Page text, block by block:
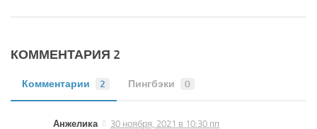
КОММЕНТАРИЯ 2
Комментарии 2 Пингбэки 0
Анжелика
30 ноября, 2021 в 10:30 пп